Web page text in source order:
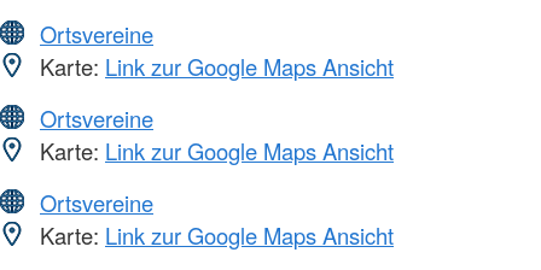
Ortsvereine
Karte: Link zur Google Maps Ansicht
Ortsvereine
Karte: Link zur Google Maps Ansicht
Ortsvereine
Karte: Link zur Google Maps Ansicht